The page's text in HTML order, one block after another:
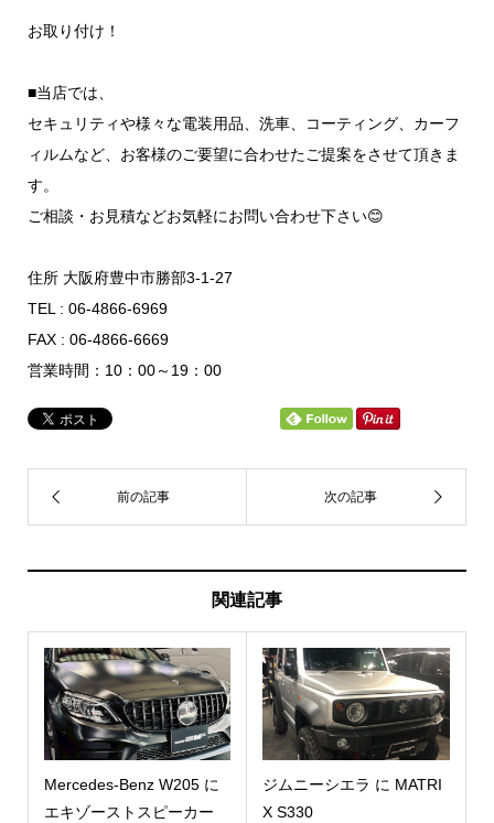
お取り付け！
■当店では、
セキュリティや様々な電装用品、洗車、コーティング、カーフ
ィルムなど、お客様のご要望に合わせたご提案をさせて頂きま
す。
ご相談・お見積などお気軽にお問い合わせ下さい😊
住所 大阪府豊中市勝部3-1-27
TEL : 06-4866-6969
FAX : 06-4866-6669
営業時間：10：00～19：00
関連記事
Mercedes-Benz W205 に
エキゾーストスピーカー
ジムニーシエラ に MATRI
X S330